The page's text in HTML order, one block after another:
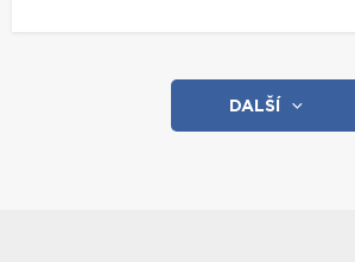
DALŠÍ